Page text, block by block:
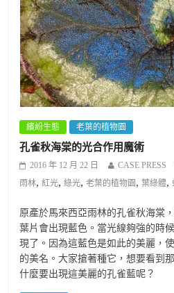
繽紛生態 老葉的植物園
孔雀秋海棠的光合作用魔術
2016 年 12 月 22 日 CASE PRESS
雨林,紅光,綠光,老葉的植物園 ,葉綠體,
原產於馬來西亞雨林的孔雀秋海棠
葉片會出現藍色。當光線夠強的時
現了。因為這藍色是如此的美麗，
的美名。大家搶著種它，想要看到
什麼要出現這美麗的孔雀藍呢？